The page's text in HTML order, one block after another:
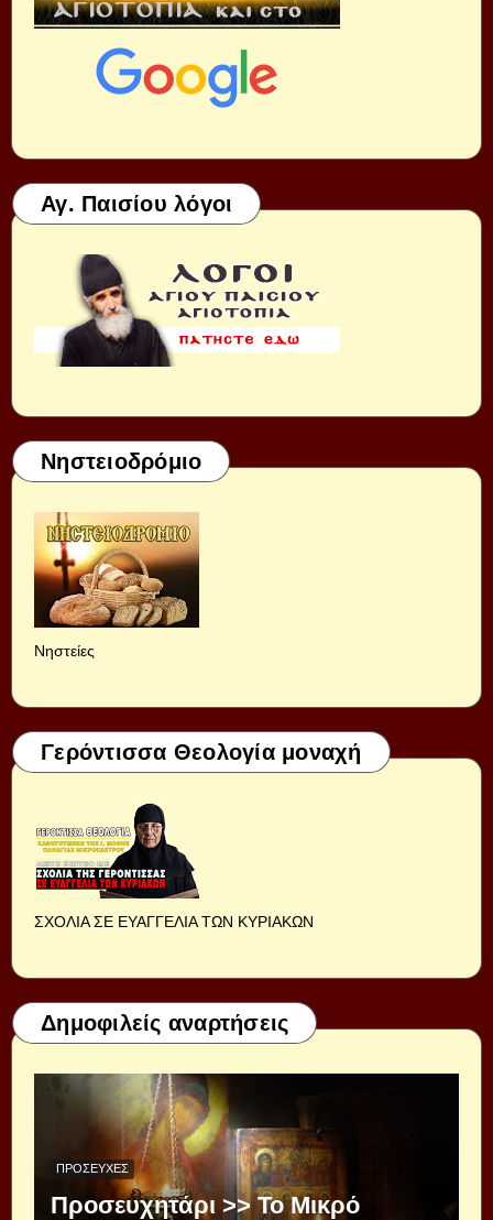
Αγ. Παισίου λόγοι
Νηστειοδρόμιο
Νηστείες
Γερόντισσα Θεολογία μοναχή
ΣΧΟΛΙΑ ΣΕ ΕΥΑΓΓΕΛΙΑ ΤΩΝ ΚΥΡΙΑΚΩΝ
Δημοφιλείς αναρτήσεις
ΠΡΟΣΕΥΧΈΣ
Προσευχητάρι >> Το Μικρό